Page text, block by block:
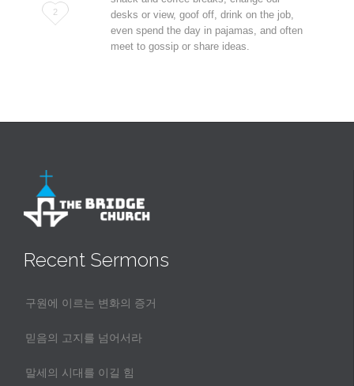
Love
2
desks or view, goof off, drink on the job,
even spend the day in pajamas, and often
meet to gossip or share ideas.
Recent Sermons
구원에 이르는 변화의 증거
믿음의 고지를 넘어서라
말세의 시대를 이길 힘